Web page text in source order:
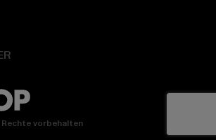
Rechte vorbehalten